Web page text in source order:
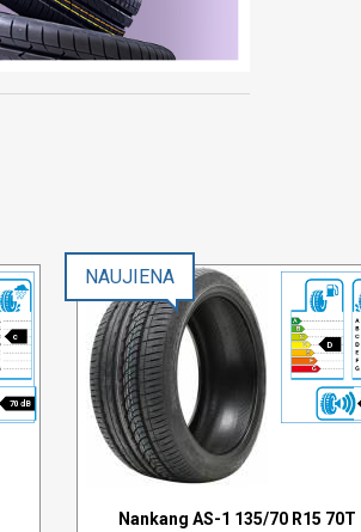
c
70 dB
D
NAUJIENA
Nankang AS-1 135/70 R15 70T